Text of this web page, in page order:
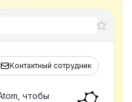
Контактный сотрудник
чтобы